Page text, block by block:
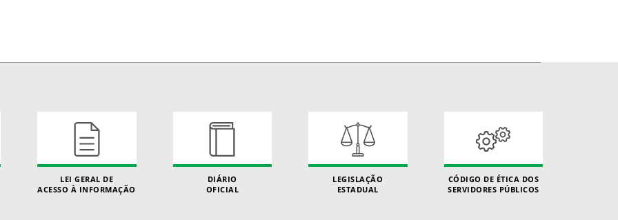
LEI GERAL DE
ACESSO À INFORMAÇÃO
DIÁRIO
OFICIAL
LEGISLAÇÃO
ESTADUAL
CÓDIGO DE ÉTICA DOS
SERVIDORES PÚBLICOS